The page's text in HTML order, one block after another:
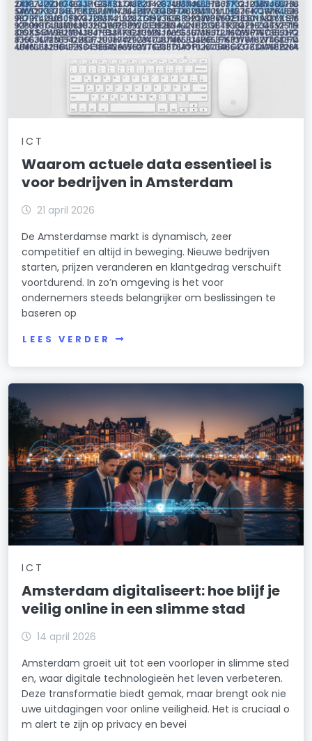
ICT
Waarom actuele data essentieel is
voor bedrijven in Amsterdam
21 april 2026
De Amsterdamse markt is dynamisch, zeer
competitief en altijd in beweging. Nieuwe bedrijven
starten, prijzen veranderen en klantgedrag verschuift
voortdurend. In zo’n omgeving is het voor
ondernemers steeds belangrijker om beslissingen te
baseren op
LEES VERDER
ICT
Amsterdam digitaliseert: hoe blijf je
veilig online in een slimme stad
14 april 2026
Amsterdam groeit uit tot een voorloper in slimme sted
en, waar digitale technologieën het leven verbeteren.
Deze transformatie biedt gemak, maar brengt ook nie
uwe uitdagingen voor online veiligheid. Het is cruciaal o
m alert te zijn op privacy en bevei